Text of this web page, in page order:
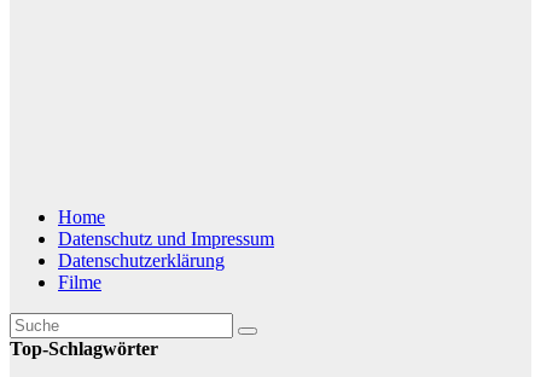
Home
Datenschutz und Impressum
Datenschutzerklärung
Filme
Top-Schlagwörter